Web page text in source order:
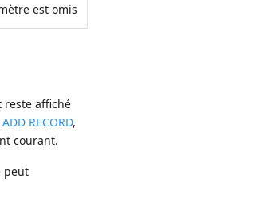
est omis
reste affiché
ADD RECORD,
courant.
peut